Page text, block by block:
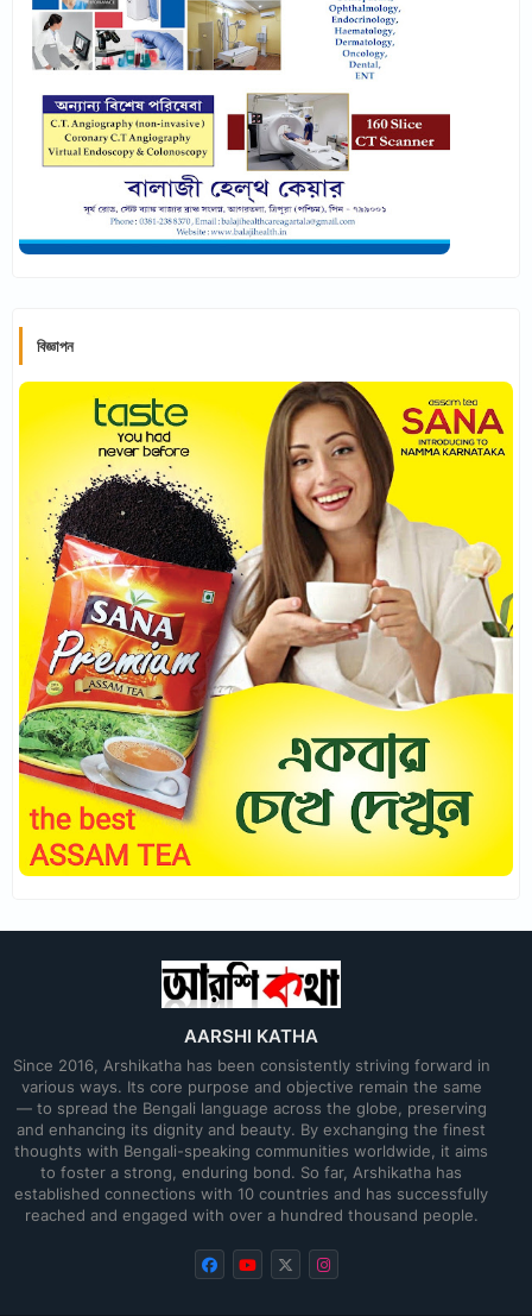
বিজ্ঞাপন
AARSHI KATHA
Since 2016, Arshikatha has been consistently striving forward in
various ways. Its core purpose and objective remain the same
— to spread the Bengali language across the globe, preserving
and enhancing its dignity and beauty. By exchanging the finest
thoughts with Bengali-speaking communities worldwide, it aims
to foster a strong, enduring bond. So far, Arshikatha has
established connections with 10 countries and has successfully
reached and engaged with over a hundred thousand people.